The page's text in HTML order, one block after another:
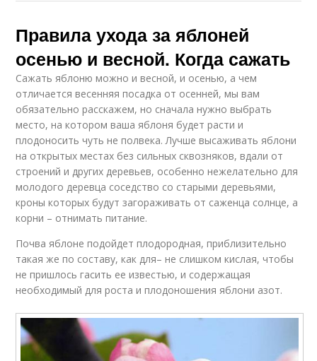
Правила ухода за яблоней
осенью и весной. Когда сажать
Сажать яблоню можно и весной, и осенью, а чем
отличается весенняя посадка от осенней, мы вам
обязательно расскажем, но сначала нужно выбрать
место, на котором ваша яблоня будет расти и
плодоносить чуть не полвека. Лучше высаживать яблони
на открытых местах без сильных сквозняков, вдали от
строений и других деревьев, особенно нежелательно для
молодого деревца соседство со старыми деревьями,
кроны которых будут загораживать от саженца солнце, а
корни – отнимать питание.
Почва яблоне подойдет плодородная, приблизительно
такая же по составу, как для– не слишком кислая, чтобы
не пришлось гасить ее известью, и содержащая
необходимый для роста и плодоношения яблони азот.